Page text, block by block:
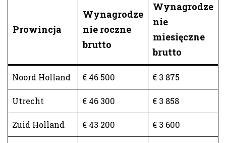
Prowincja
Wynagrodze
nie roczne
brutto
Wynagrodze
nie
miesięczne
brutto
Noord Holland € 46 500 € 3 875
Utrecht € 46 300 € 3 858
Zuid Holland € 43 200 € 3 600